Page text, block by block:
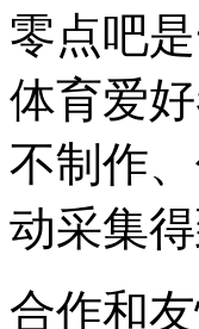
零点吧
体育爱
不制作
动采集
合作和